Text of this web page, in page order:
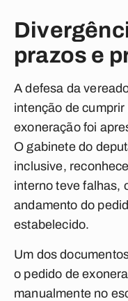
prazos e
A defesa da
intenção de
exoneração foi
O gabinete do
inclusive,
interno teve falhas,
andamento do
estabelecido.
Um dos
o pedido de
manualmente no